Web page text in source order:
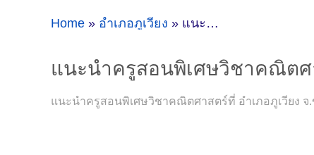
Home » อำเภอภูเวียง » แนะนำครูสอนพิเศษวิชาคณิตศาสตร์ที่อำเภอภูเวียง จ.ขอนแก่น [23-04-2021]
แนะนำครูสอนพิเศษวิชาคณิตศ
แนะนำครูสอนพิเศษวิชาคณิตศาสตร์ที่ อำเภอภูเวียง